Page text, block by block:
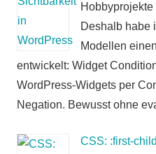
Deshalb habe
Modellen
entwickelt: Widget
WordPress-Widgets per
Negation. Bewusst ohne
CSS: :first-